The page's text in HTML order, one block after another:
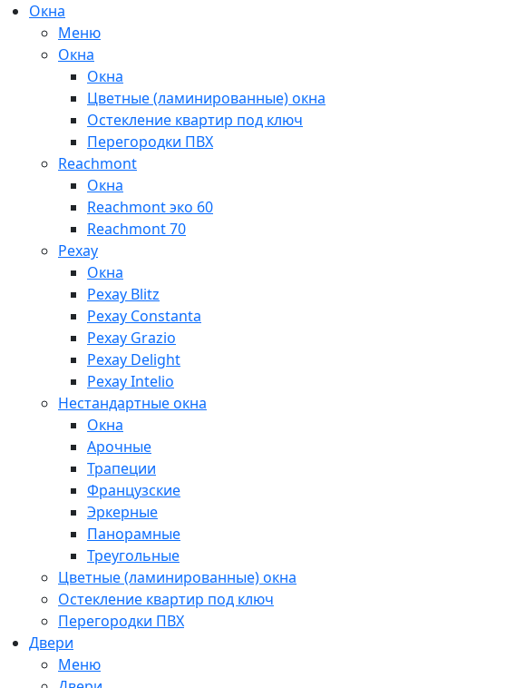
Окна
Меню
Окна
Окна
Цветные (ламинированные) окна
Остекление квартир под ключ
Перегородки ПВХ
Reachmont
Окна
Reachmont эко 60
Reachmont 70
Рехау
Окна
Рехау Blitz
Рехау Constanta
Рехау Grazio
Рехау Delight
Рехау Intelio
Нестандартные окна
Окна
Арочные
Трапеции
Французские
Эркерные
Панорамные
Треугольные
Цветные (ламинированные) окна
Остекление квартир под ключ
Перегородки ПВХ
Двери
Меню